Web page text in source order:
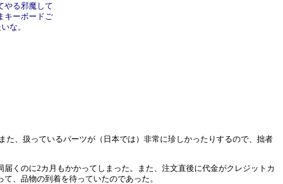
やる邪魔して
キーボードご
な。
、扱っているパーツが（日本では）非常に珍しかったりするので、拙者
くのに2カ月もかかってしまった。また、注文直後に代金がクレジットカ
、品物の到着を待っていたのであった。